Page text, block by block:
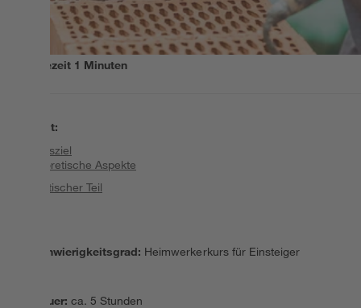
Lesezeit 1 Minuten
Inhalt:
Tagesziel
Theoretische Aspekte
Praktischer Teil
Schwierigkeitsgrad: Heimwerkerkurs für Einsteiger
Dauer:ca. 5 Stunden